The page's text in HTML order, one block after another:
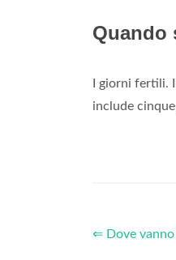
Quando
I giorni fertili.
include
⇐ Dove